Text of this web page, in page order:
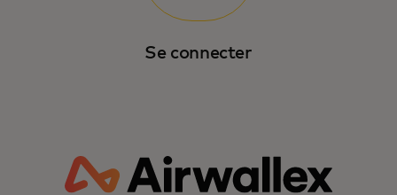
Se connecter